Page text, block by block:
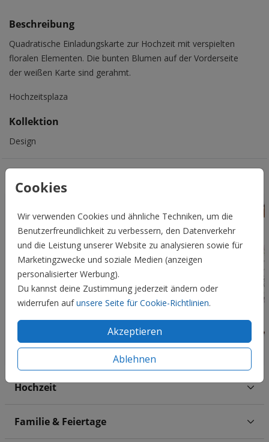
Cookies
Wir verwenden Cookies und ähnliche Techniken, um die
Benutzerfreundlichkeit zu verbessern, den Datenverkehr
und die Leistung unserer Website zu analysieren sowie für
Marketingzwecke und soziale Medien (anzeigen
personalisierter Werbung).
Du kannst deine Zustimmung jederzeit ändern oder
widerrufen aufunsere Seite für Cookie-Richtlinien.
Akzeptieren
Ablehnen
Beschreibung
Quadratische Einladungskarte zur Hochzeit mit verspielten
floralen Elementen. Die bunten Blumen auf der Vorderseite
der weißen Karte sind gerahmt.
Hochzeitsplaza
Kollektion
Design
Das könnte Euch auch gefallen
Hochzeit
Familie & Feiertage